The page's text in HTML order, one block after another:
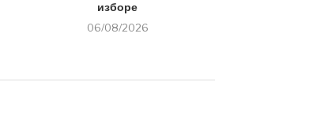
изборе
06/08/2026